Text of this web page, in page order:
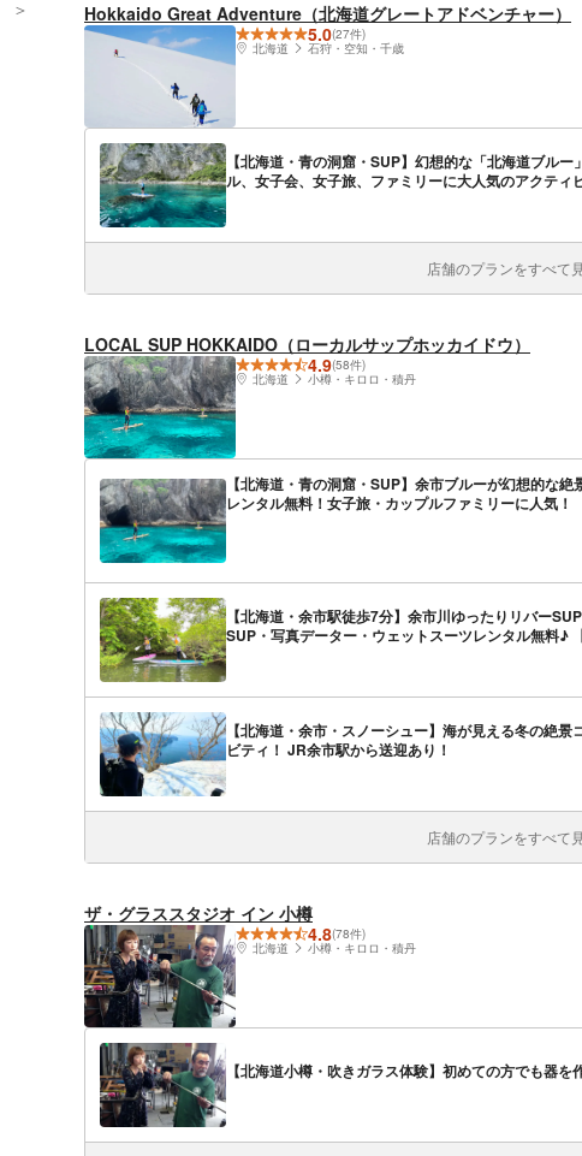
Hokkaido Great Adventure（北海道グレートアドベンチャー）
5.0(27件)
北海道
石狩・空知・千歳
【北海道・青の洞窟・SUP】幻想的な「北海道ブル
ル、女子会、女子旅、ファミリーに大人気のアクティ
店舗のプランをすべて
LOCAL SUP HOKKAIDO（ローカルサップホッカイドウ）
4.9(58件)
北海道
小樽・キロロ・積丹
【北海道・青の洞窟・SUP】余市ブルーが幻想的な
レンタル無料！女子旅・カップルファミリーに人気！
【北海道・余市駅徒歩7分】余市川ゆったりリバー
SUP・写真データー・ウェットスーツレンタル無料♪
【北海道・余市・スノーシュー】海が見える冬の絶
ビティ！ JR余市駅から送迎あり！
店舗のプランをすべて
ザ・グラススタジオ イン 小樽
4.8(78件)
北海道
小樽・キロロ・積丹
【北海道小樽・吹きガラス体験】初めての方でも器